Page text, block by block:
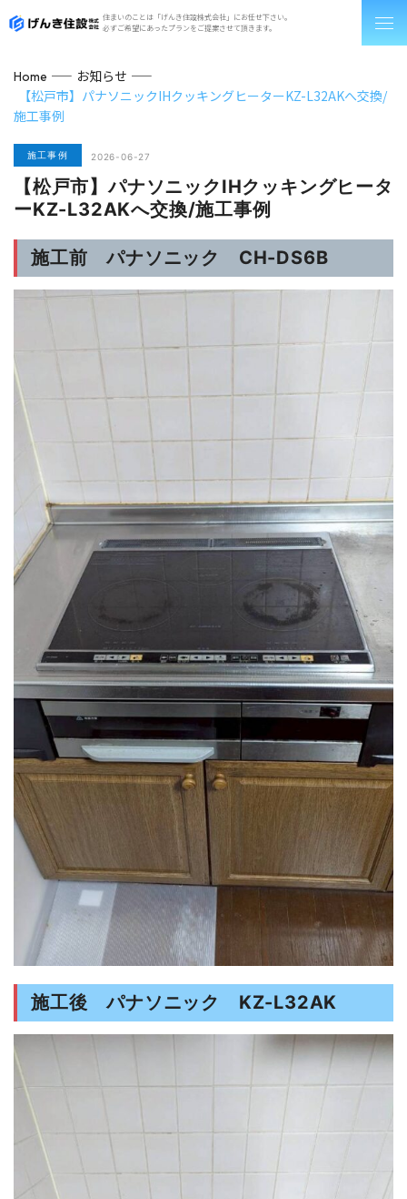
住まいのことは「げんき住設株式会社」にお任せ下さい。
必ずご希望にあったプランをご提案させて頂きます。
Home
お知らせ
【松戸市】パナソニックIHクッキングヒーターKZ-L32AKへ交換/
施工事例
施工事例 2026-06-27
【松戸市】パナソニックIHクッキングヒータ
ーKZ-L32AKへ交換/施工事例
施工前 パナソニック CH-DS6B
施工後 パナソニック KZ-L32AK